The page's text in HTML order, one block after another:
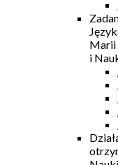
Marii
i